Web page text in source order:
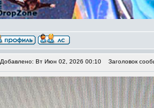
Добавлено: Вт Июн 02, 2026 00:10 Заголовок